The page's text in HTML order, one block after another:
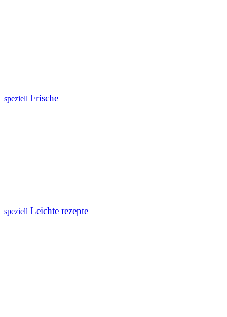
speziell Frische
speziell Leichte rezepte